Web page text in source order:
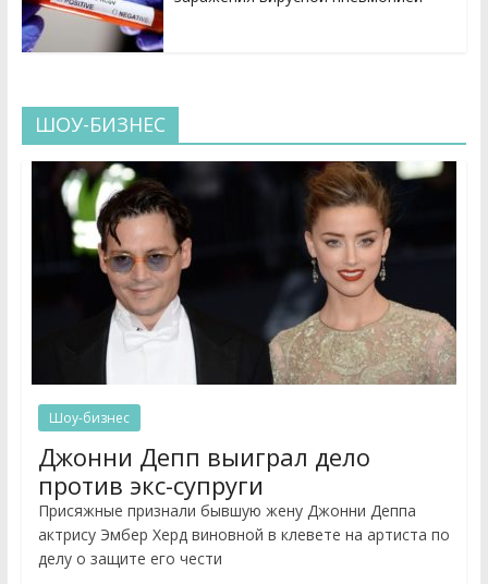
ШОУ-БИЗНЕС
Шоу-бизнес
Джонни Депп выиграл дело
против экс-супруги
Присяжные признали бывшую жену Джонни Деппа
актрису Эмбер Херд виновной в клевете на артиста по
делу о защите его чести